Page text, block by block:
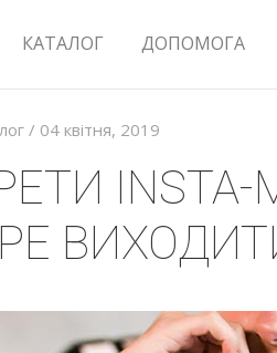
КАТАЛОГ ДОПОМОГА
/ 04 квiтня, 2019